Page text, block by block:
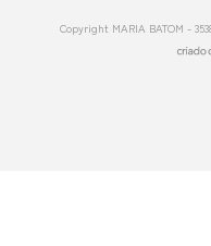
Copyright MARIA BATOM -